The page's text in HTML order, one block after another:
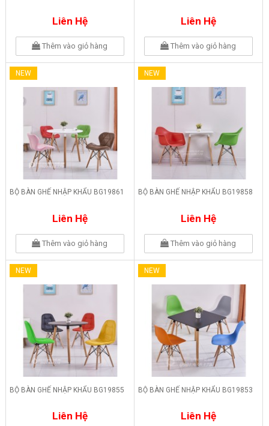
Liên Hệ
Thêm vào giỏ hàng
Liên Hệ
Thêm vào giỏ hàng
NEW
BỘ BÀN GHẾ NHẬP KHẨU BG19861
Liên Hệ
Thêm vào giỏ hàng
NEW
BỘ BÀN GHẾ NHẬP KHẨU BG19858
Liên Hệ
Thêm vào giỏ hàng
NEW
BỘ BÀN GHẾ NHẬP KHẨU BG19855
Liên Hệ
NEW
BỘ BÀN GHẾ NHẬP KHẨU BG19853
Liên Hệ